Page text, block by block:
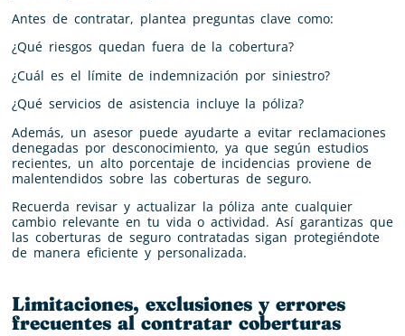
Antes de contratar, plantea preguntas clave como:
¿Qué riesgos quedan fuera de la cobertura?
¿Cuál es el límite de indemnización por siniestro?
¿Qué servicios de asistencia incluye la póliza?
Además, un asesor puede ayudarte a evitar reclamaciones
denegadas por desconocimiento, ya que según estudios
recientes, un alto porcentaje de incidencias proviene de
malentendidos sobre las coberturas de seguro.
Recuerda revisar y actualizar la póliza ante cualquier
cambio relevante en tu vida o actividad. Así garantizas que
las coberturas de seguro contratadas sigan protegiéndote
de manera eficiente y personalizada.
Limitaciones, exclusiones y errores
frecuentes al contratar coberturas